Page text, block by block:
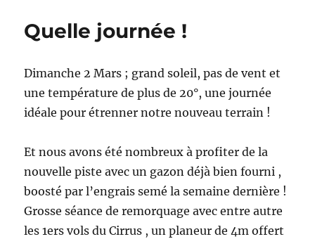
Quelle journée !
Dimanche 2 Mars ; grand soleil, pas de vent et
une température de plus de 20°, une journée
idéale pour étrenner notre nouveau terrain !
Et nous avons été nombreux à profiter de la
nouvelle piste avec un gazon déjà bien fourni ,
boosté par l’engrais semé la semaine dernière !
Grosse séance de remorquage avec entre autre
les 1ers vols du Cirrus , un planeur de 4m offert